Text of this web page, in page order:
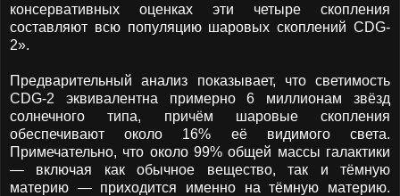
консервативных оценках эти четыре скопления
составляют всю популяцию шаровых скоплений CDG-
2».
Предварительный анализ показывает, что светимость
CDG-2 эквивалентна примерно 6 миллионам звёзд
солнечного типа, причём шаровые скопления
обеспечивают около 16% её видимого света.
Примечательно, что около 99% общей массы галактики
— включая как обычное вещество, так и тёмную
материю — приходится именно на тёмную материю.